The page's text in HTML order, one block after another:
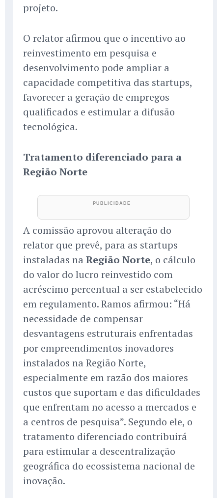
projeto.
O relator afirmou que o incentivo ao
reinvestimento em pesquisa e
desenvolvimento pode ampliar a
capacidade competitiva das startups,
favorecer a geração de empregos
qualificados e estimular a difusão
tecnológica.
Tratamento diferenciado para a
Região Norte
A comissão aprovou alteração do
relator que prevê, para as startups
instaladas na Região Norte, o cálculo
do valor do lucro reinvestido com
acréscimo percentual a ser estabelecido
em regulamento. Ramos afirmou: “Há
necessidade de compensar
desvantagens estruturais enfrentadas
por empreendimentos inovadores
instalados na Região Norte,
especialmente em razão dos maiores
custos que suportam e das dificuldades
que enfrentam no acesso a mercados e
a centros de pesquisa”. Segundo ele, o
tratamento diferenciado contribuirá
para estimular a descentralização
geográfica do ecossistema nacional de
inovação.